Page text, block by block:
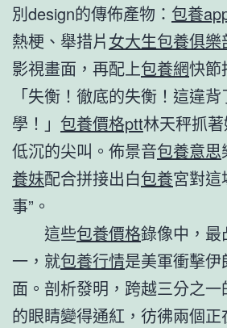
別design的傳佈產物： 包養
熱梗、舉措片女大生包養俱樂
影視畫面，再配上包養網快節
「失衡！徹底的失衡！這違
學！」 包養價格ptt林天秤抓
低沉的尖叫。佈景音包養意思
養妹配合拼接出白包養宮對這
事”。
這些包養價格錄像中，最
一，就包養行情是美軍衝擊
面。剖析發明，跨越三分之
的眼睛變得通紅，彷彿兩個